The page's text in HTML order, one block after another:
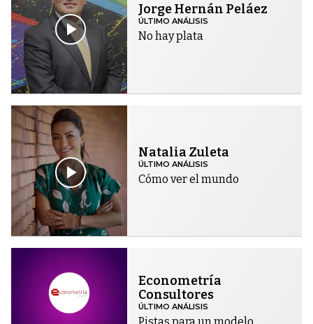
Jorge Hernán Peláez
ÚLTIMO ANÁLISIS
No hay plata
Natalia Zuleta
ÚLTIMO ANÁLISIS
Cómo ver el mundo
Econometría
Consultores
ÚLTIMO ANÁLISIS